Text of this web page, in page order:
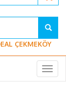
ÇEKMEKÖY